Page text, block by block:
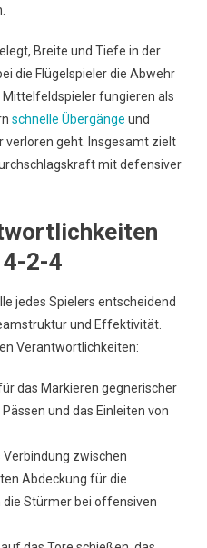
Breite und Tiefe in der
die Flügelspieler die Abwehr
Mittelfeldspieler fungieren als
schnelle Übergänge und
verloren geht. Insgesamt zielt
mit defensiver
4-2-4
jedes Spielers entscheidend
und Effektivität.
Verantwortlichkeiten:
das Markieren gegnerischer
und das Einleiten von
Verbindung zwischen
Abdeckung für die
Stürmer bei offensiven